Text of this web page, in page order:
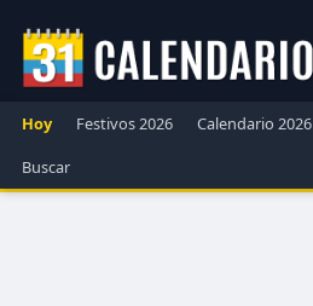
Hoy Festivos 2026 Calendario 2026
Buscar